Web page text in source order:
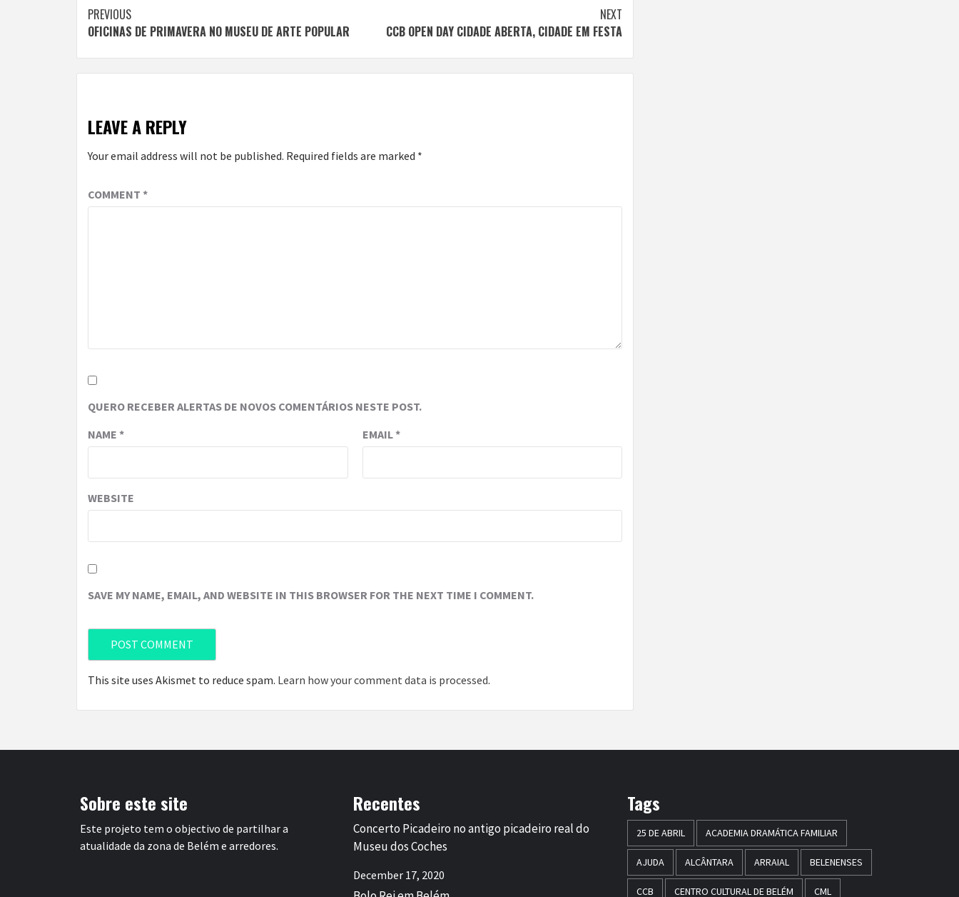
Continue
Reading
PREVIOUS
OFICINAS DE PRIMAVERA NO MUSEU DE ARTE POPULAR
NEXT
CCB OPEN DAY CIDADE ABERTA, CIDADE EM FESTA
LEAVE A REPLY
Your email address will not be published. Required fields are marked *
COMMENT *
QUERO RECEBER ALERTAS DE NOVOS COMENTÁRIOS NESTE POST.
NAME * EMAIL*
WEBSITE
SAVE MY NAME, EMAIL, AND WEBSITE IN THIS BROWSER FOR THE NEXT TIME I COMMENT.
This site uses Akismet to reduce spam. Learn how your comment data is processed.
Sobre este site
Este projeto tem o objectivo de partilhar a
atualidade da zona de Belém e arredores.
Recentes
Concerto Picadeiro no antigo picadeiro real do
Museu dos Coches
December 17, 2020
Tags
25 DE ABRIL ACADEMIA DRAMÁTICA FAMILIAR
AJUDA ALCÂNTARA ARRAIAL BELENENSES
CCB CENTRO CULTURAL DE BELÉM CML